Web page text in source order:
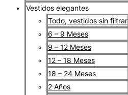
Vestidos elegantes
Todo, vestidos sin filtrar
6 – 9 Meses
9 – 12 Meses
12 – 18 Meses
18 – 24 Meses
2 Años